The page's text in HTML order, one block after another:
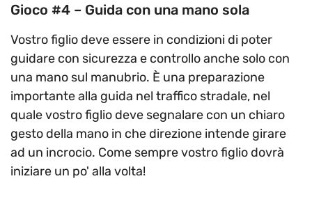
Gioco #4 – Guida con una mano sola
Vostro figlio deve essere in condizioni di poter
guidare con sicurezza e controllo anche solo con
una mano sul manubrio. È una preparazione
importante alla guida nel traffico stradale, nel
quale vostro figlio deve segnalare con un chiaro
gesto della mano in che direzione intende girare
ad un incrocio. Come sempre vostro figlio dovrà
iniziare un po' alla volta!